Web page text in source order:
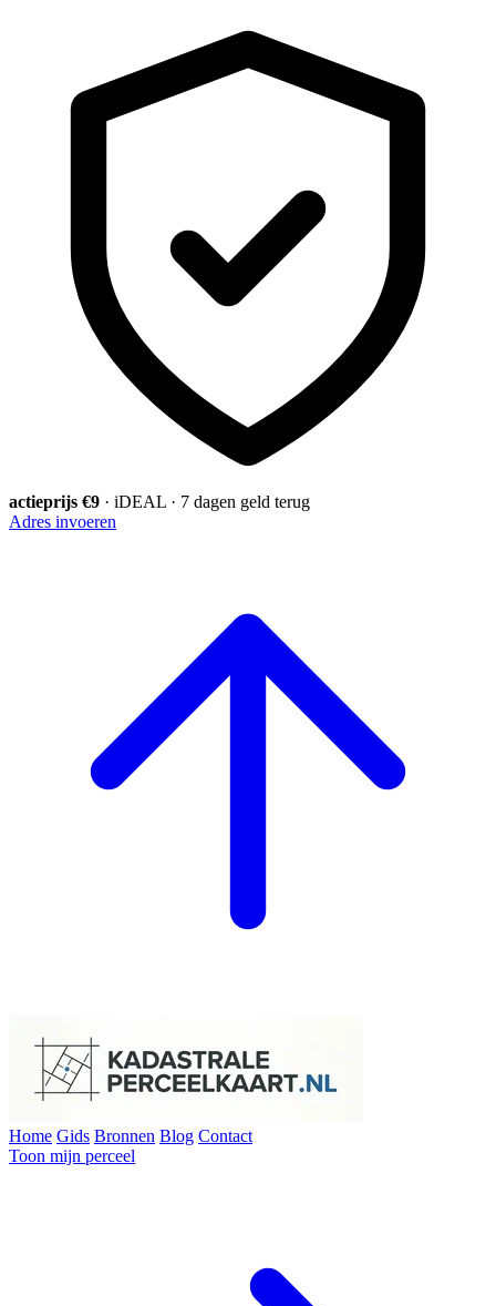
actieprijs €9 · iDEAL · 7 dagen geld terug
Adres invoeren
Home Gids Bronnen Blog Contact
Toon mijn perceel